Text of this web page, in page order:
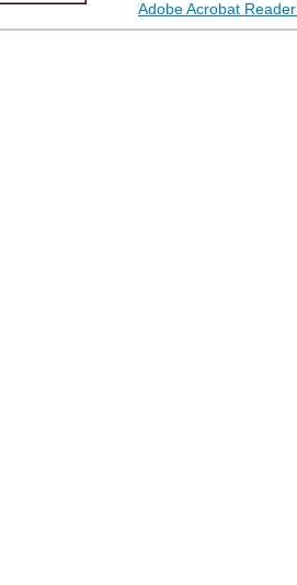
Adobe Acrobat